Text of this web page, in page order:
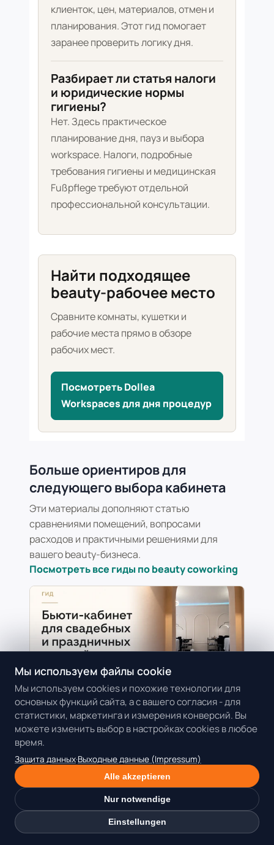
клиенток, цен, материалов, отмен и
планирования. Этот гид помогает
заранее проверить логику дня.
Разбирает ли статья налоги
и юридические нормы
гигиены?
Нет. Здесь практическое
планирование дня, пауз и выбора
workspace. Налоги, подробные
требования гигиены и медицинская
Fußpflege требуют отдельной
профессиональной консультации.
Найти подходящее
beauty-рабочее место
Сравните комнаты, кушетки и
рабочие места прямо в обзоре
рабочих мест.
Посмотреть Dollea
Workspaces для дня процедур
Больше ориентиров для
следующего выбора кабинета
Эти материалы дополняют статью
сравнениями помещений, вопросами
расходов и практичными решениями для
вашего beauty-бизнеса.
Посмотреть все гиды по beauty coworking
27.07.2026
Beauty-коворкинг Lash Гигиена
Аренда бьюти-кабинета для
свадебных и праздничных
записей в Мюнхене
Фиксированная дата события не
оставляет места для задержек и
импровизации. Разбираем, как учесть
сопровождающего, фото-момент,
гигиеническую обработку, предоплату и
Мы используем файлы cookie
Мы используем cookies и похожие технологии для
основных функций сайта, а с вашего согласия - для
статистики, маркетинга и измерения конверсий. Вы
можете изменить выбор в настройках cookies в любое
время.
Защита данных·Выходные данные (Impressum)
Alle akzeptieren
Nur notwendige
Einstellungen